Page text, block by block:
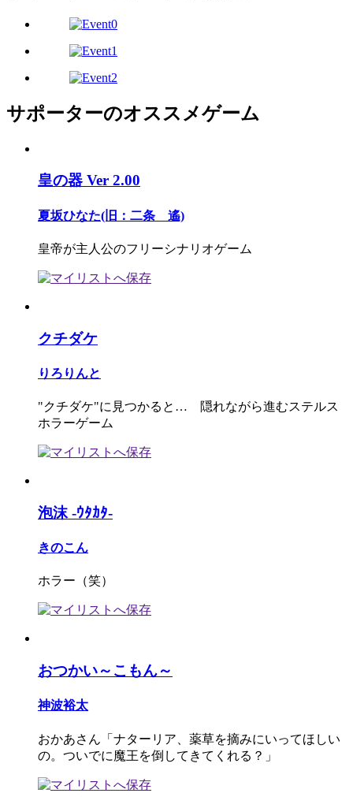
サポーターのオススメゲーム
皇の器 Ver 2.00
夏坂ひなた(旧：二条 遙)
皇帝が主人公のフリーシナリオゲーム
クチダケ
りろりんと
"クチダケ"に見つかると… 隠れながら進むステルス
ホラーゲーム
泡沫 -ｳﾀｶﾀ-
きのこん
ホラー（笑）
おつかい～こもん～
神波裕太
おかあさん「ナターリア、薬草を摘みにいってほしい
の。ついでに魔王を倒してきてくれる？」